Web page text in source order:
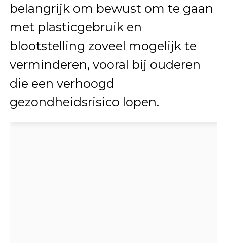
belangrijk om bewust om te gaan
met plasticgebruik en
blootstelling zoveel mogelijk te
verminderen, vooral bij ouderen
die een verhoogd
gezondheidsrisico lopen.